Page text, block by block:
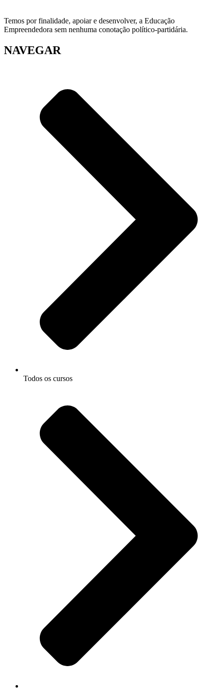
Temos por finalidade, apoiar e desenvolver, a Educação
Empreendedora sem nenhuma conotação político-partidária.
NAVEGAR
Todos os cursos